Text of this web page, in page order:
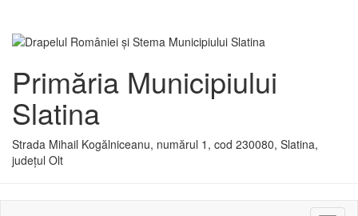
Primăria Municipiului
Slatina
Strada Mihail Kogălniceanu, numărul 1, cod 230080, Slatina,
județul Olt